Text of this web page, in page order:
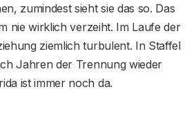
zumindest sieht sie das so. Das
nie wirklich verzeiht. Im Laufe der
ziemlich turbulent. In Staffel
Jahren der Trennung wieder
ist immer noch da.